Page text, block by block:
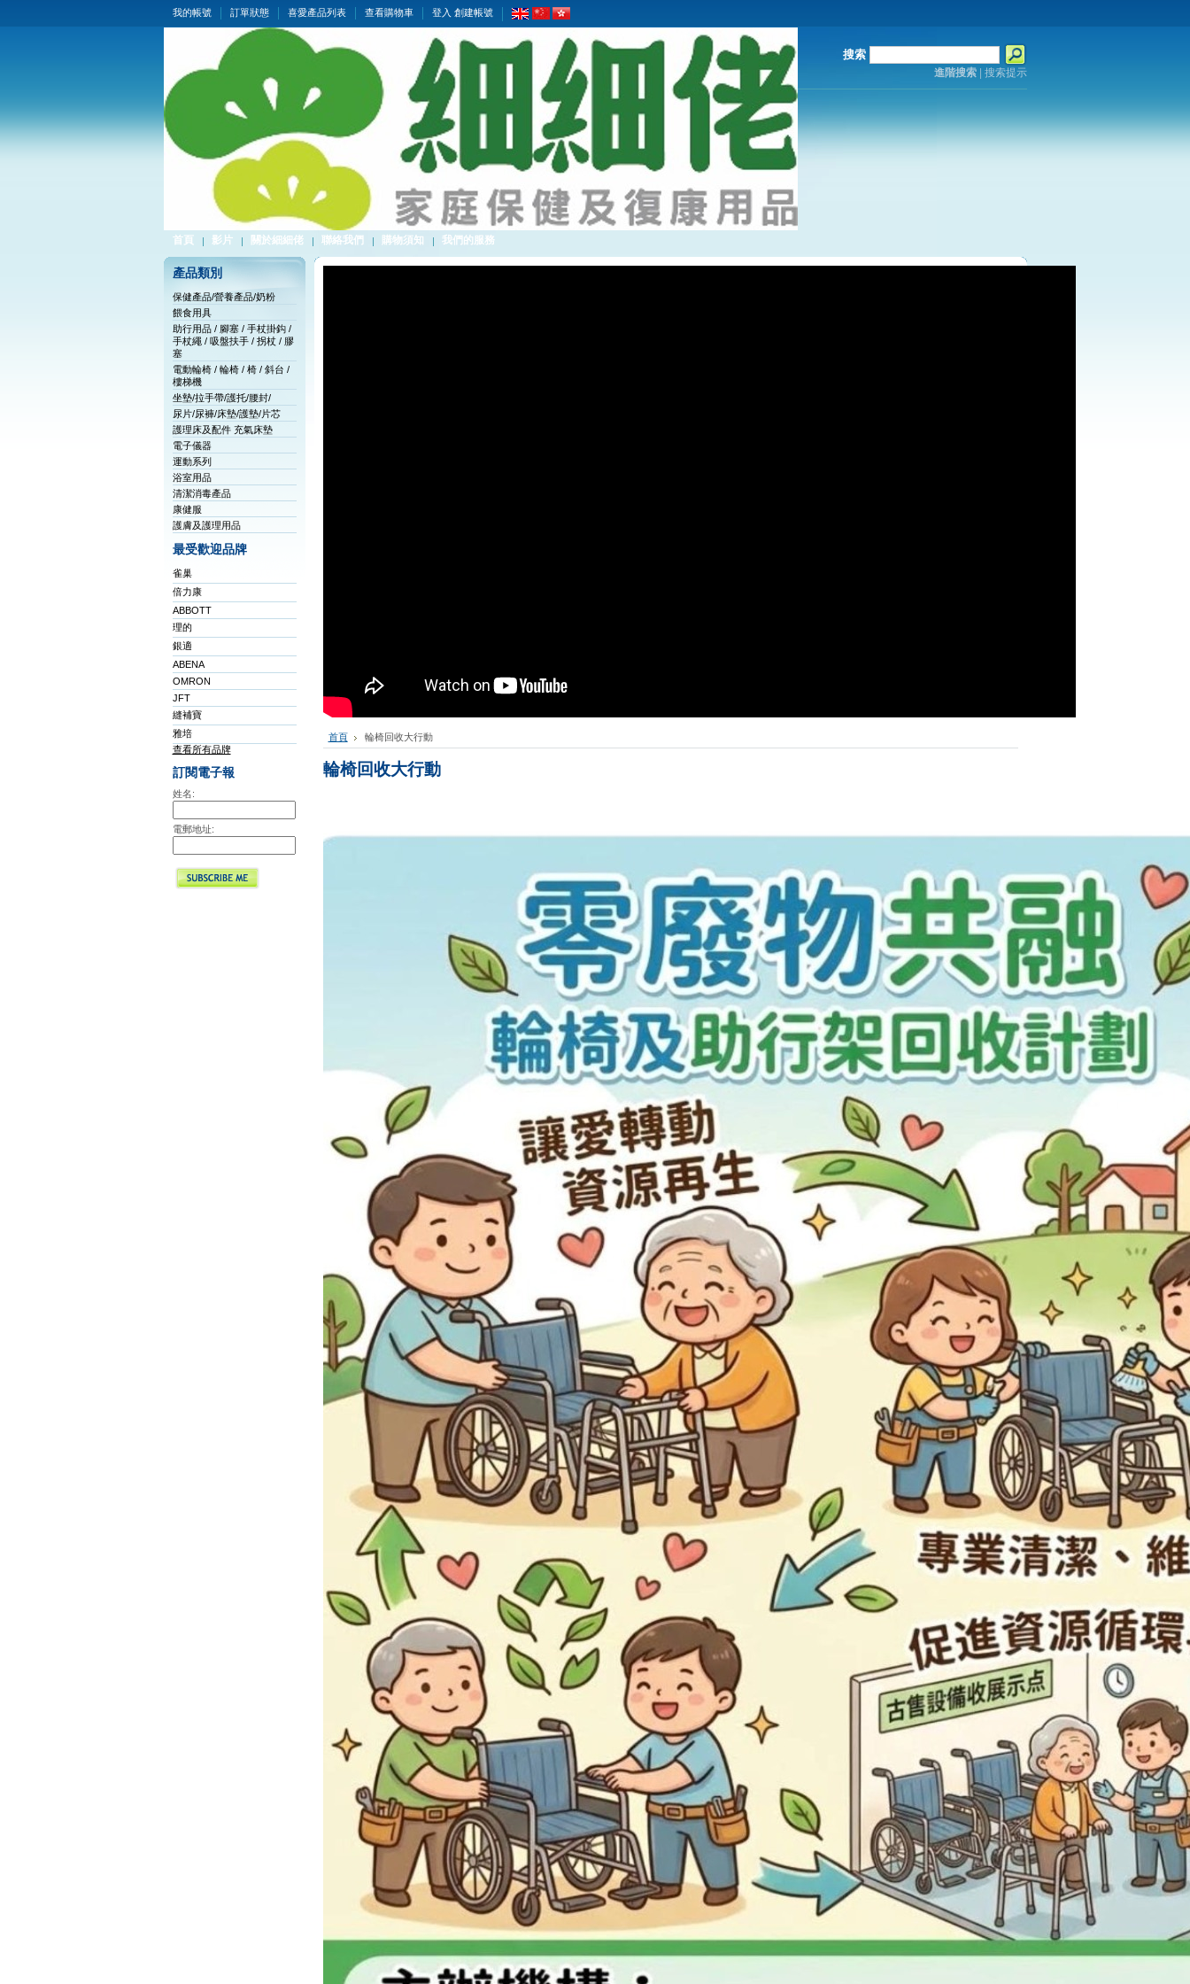
我的帳號 訂單狀態 喜愛產品列表 查看購物車 登入 創建帳號
搜索
進階搜索| 搜索提示
首頁 影片 關於細細佬 聯絡我們 購物須知 我們的服務
產品類別
保健產品/營養產品/奶粉
餵食用具
助行用品 / 腳塞 / 手杖掛鈎 /
手杖繩 / 吸盤扶手 / 拐杖 / 膠
塞
電動輪椅 / 輪椅 / 椅 / 斜台 /
樓梯機
坐墊/拉手帶/護托/腰封/
尿片/尿褲/床墊/護墊/片芯
護理床及配件 充氣床墊
電子儀器
運動系列
浴室用品
清潔消毒產品
康健服
護膚及護理用品
最受歡迎品牌
雀巢
倍力康
ABBOTT
理的
銀適
ABENA
OMRON
JFT
縫補寶
雅培
查看所有品牌
訂閱電子報
姓名:
電郵地址:
首頁 輪椅回收大行動
輪椅回收大行動